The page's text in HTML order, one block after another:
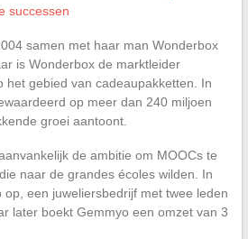
successen
samen met haar man Wonderbox
is Wonderbox de marktleider
het gebied van cadeaupakketten. In
op meer dan 240 miljoen
groei aantoont.
de ambitie om MOOCs te
naar de grandes écoles wilden. In
op, een juweliersbedrijf met twee leden
later boekt Gemmyo een omzet van 3